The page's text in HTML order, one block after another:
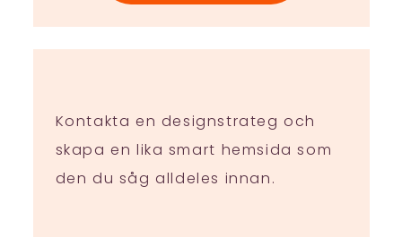
Kontakta en designstrateg och
skapa en lika smart hemsida som
den du såg alldeles innan.